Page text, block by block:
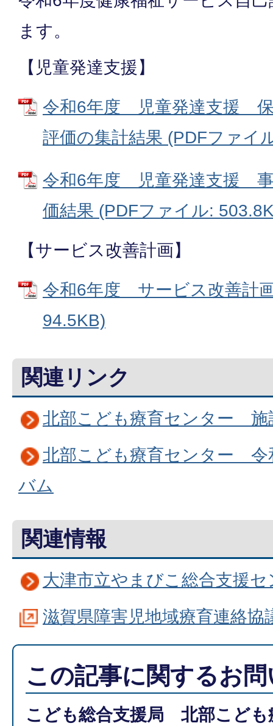
ます。
【児童発達支援】
令和6年度 児童発達支援 保
評価の集計結果 (PDFファイ
令和6年度 児童発達支援 事
価結果 (PDFファイル:
【サービス改善計画】
令和6年度 サービス改善計
94.5KB)
関連リンク
北部こども療育センター 施
北部こども療育センター
バム
関連情報
大津市立やまびこ総合支援セ
滋賀県障害児地域療育連絡協
この記事に関するお
こども総合支援局 北部こども